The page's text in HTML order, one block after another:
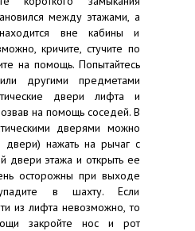
между этажами, а
вне кабины и
кричите, стучите по
на помощь. Попытайтесь
другими предметами
двери лифта и
на помощь соседей. В
дверями можно
двери) нажать на рычаг с
двери этажа и открыть ее
осторожны при выходе
в шахту. Если
из лифта невозможно, то
закройте нос и рот